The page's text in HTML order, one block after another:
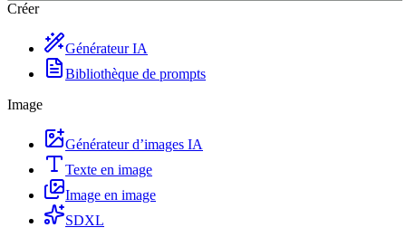
Créer
Générateur IA
Bibliothèque de prompts
Image
Générateur d’images IA
Texte en image
Image en image
SDXL